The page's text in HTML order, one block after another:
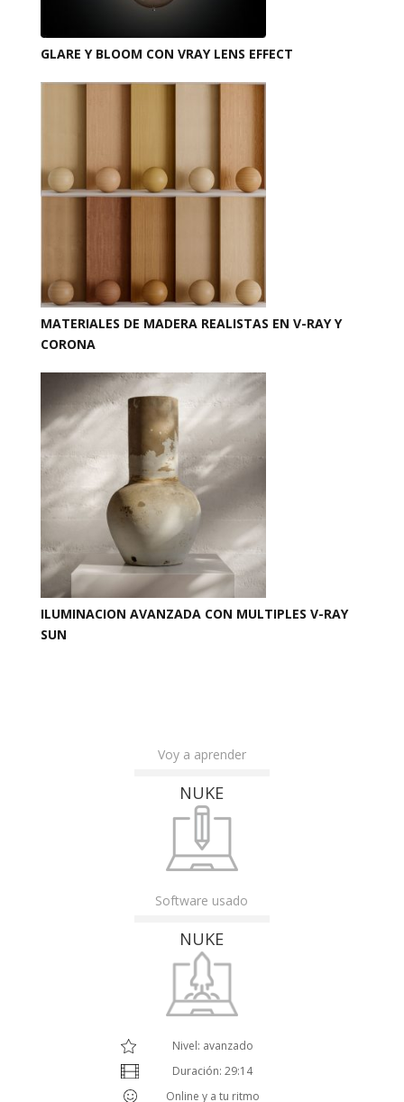
GLARE Y BLOOM CON VRAY LENS EFFECT
MATERIALES DE MADERA REALISTAS EN V-RAY Y
CORONA
ILUMINACION AVANZADA CON MULTIPLES V-RAY
SUN
Voy a aprender
NUKE
Software usado
NUKE
Nivel: avanzado
Duración: 29:14
Online y a tu ritmo